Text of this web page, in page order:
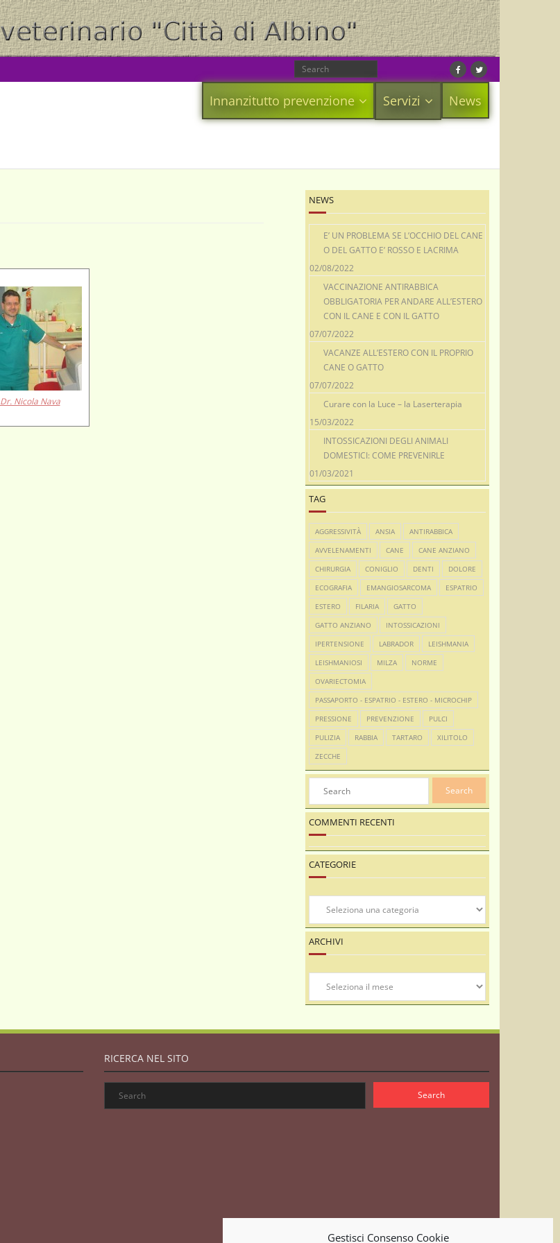
Gestisci Consenso Cookie
Innanzitutto prevenzione Servizi News
Dr. Nicola Nava
NEWS
E’ UN PROBLEMA SE L’OCCHIO DEL CANE
O DEL GATTO E’ ROSSO E LACRIMA
02/08/2022
VACCINAZIONE ANTIRABBICA
OBBLIGATORIA PER ANDARE ALL’ESTERO
CON IL CANE E CON IL GATTO
07/07/2022
VACANZE ALL’ESTERO CON IL PROPRIO
CANE O GATTO
07/07/2022
Curare con la Luce – la Laserterapia
15/03/2022
INTOSSICAZIONI DEGLI ANIMALI
DOMESTICI: COME PREVENIRLE
01/03/2021
TAG
AGGRESSIVITÀ ANSIA
ANTIRABBICA
AVVELENAMENTI
CANE
CANE ANZIANO
CHIRURGIA
CONIGLIO DENTI
DOLORE
ECOGRAFIA
EMANGIOSARCOMA
ESPATRIO
ESTERO
FILARIA
GATTO
GATTO ANZIANO
INTOSSICAZIONI
IPERTENSIONE
LABRADOR
LEISHMANIA
LEISHMANIOSI
MILZA
NORME
OVARIECTOMIA
PASSAPORTO - ESPATRIO - ESTERO - MICROCHIP
PRESSIONE
PREVENZIONE
PULCI
PULIZIA
RABBIA TARTARO
XILITOLO
ZECCHE
COMMENTI RECENTI
CATEGORIE
Categorie
ARCHIVI
Archivi
RICERCA NEL SITO